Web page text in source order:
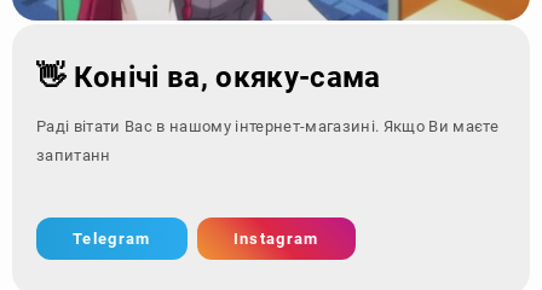
👋 Конічі ва, окяку-сама
Раді вітати Вас в нашому інтернет-магазині. Якщо Ви маєте
запитання - зверніт
Telegram Instagram